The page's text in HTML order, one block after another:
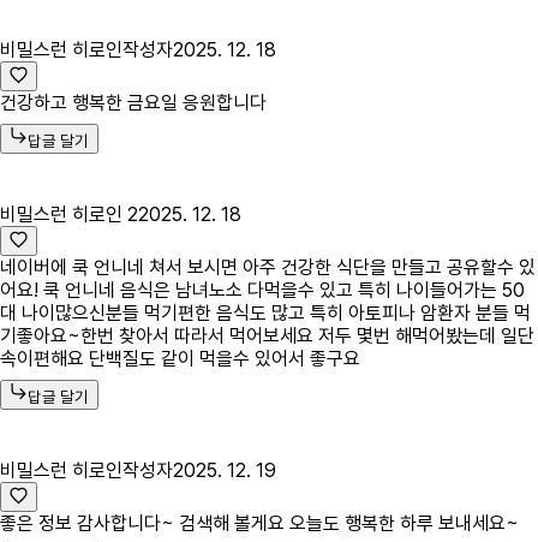
비밀스런 히로인작성자2025. 12. 18
건강하고 행복한 금요일 응원합니다
답글 달기
비밀스런 히로인 22025. 12. 18
네이버에 쿡 언니네 쳐서 보시면 아주 건강한 식단을 만들고 공유할수 있
어요! 쿡 언니네 음식은 남녀노소 다먹을수 있고 특히 나이들어가는 50
대 나이많으신분들 먹기편한 음식도 많고 특히 아토피나 암환자 분들 먹
기좋아요~한번 찾아서 따라서 먹어보세요 저두 몇번 해먹어봤는데 일단
속이편해요 단백질도 같이 먹을수 있어서 좋구요
답글 달기
비밀스런 히로인작성자2025. 12. 19
좋은 정보 감사합니다~ 검색해 볼게요 오늘도 행복한 하루 보내세요~